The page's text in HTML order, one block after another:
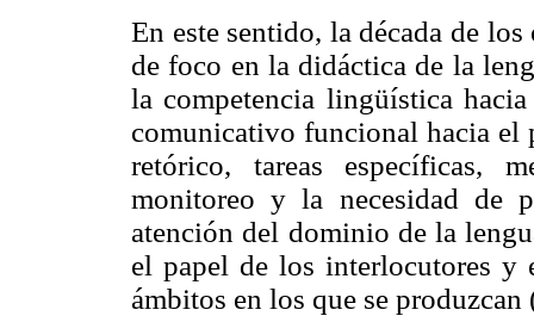
En este sentido, la década de
de foco en la didáctica de la
la competencia lingüística
comunicativo funcional hacia el
retórico, tareas específicas,
monitoreo y la necesidad de
atención del dominio de la
el papel de los interlocutores y
ámbitos en los que se